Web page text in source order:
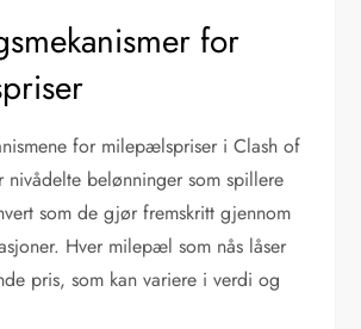
for
for milepælspriser i Clash of
nivådelte belønninger som spillere
som de gjør fremskritt gjennom
Hver milepæl som nås låser
pris, som kan variere i verdi og